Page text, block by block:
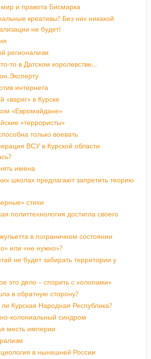
мир и правота Бисмарка
креативы? Без них никакой
не будет!
регионализм
то в Датском королевстве…
интернета
«варяг» в Курске
«Евромайдане»
«террористы»
только воевать
ВСУ в Курской области
имена
школах предлагают запретить теорию
стихи
политтехнология достигла своего
в пограничном состоянии
или «не нужно»?
не будет забирать территории у
это дело – спорить с холопами»
в обратную сторону?
ли Курская Народная Республика?
колониальный синдром
месть империи
в нынешней России